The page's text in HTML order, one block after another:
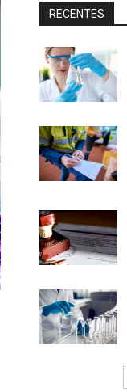
RECENTES